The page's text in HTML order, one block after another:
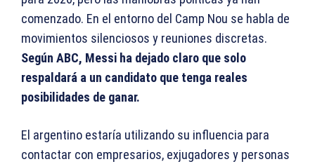
comenzado. En el entorno del Camp Nou se habla de
movimientos silenciosos y reuniones discretas.
Según ABC, Messi ha dejado claro que solo
respaldará a un candidato que tenga reales
posibilidades de ganar.
El argentino estaría utilizando su influencia para
contactar con empresarios, exjugadores y personas